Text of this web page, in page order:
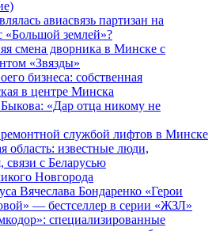
авиасвязь партизан на
землей»?
смена дворника в Минске с
«Звязды»
бизнеса: собственная
в центре Минска
«Дар отца никому не
службой лифтов в Минске
область: известные люди,
связи с Беларусью
Новгорода
Вячеслава Бондаренко «Герои
— бестселлер в серии «ЖЗЛ»
специализированные